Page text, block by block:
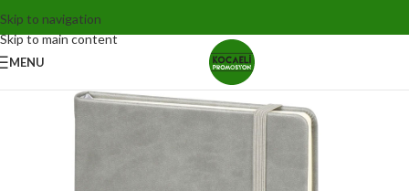
Skip to navigation
Skip to main content
MENU